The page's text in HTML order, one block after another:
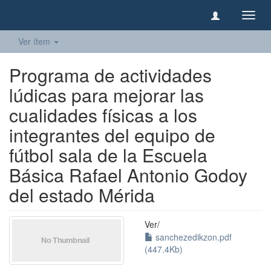
Ver ítem
Programa de actividades
lúdicas para mejorar las
cualidades físicas a los
integrantes del equipo de
fútbol sala de la Escuela
Básica Rafael Antonio Godoy
del estado Mérida
Ver/
sanchezedikzon.pdf
(447.4Kb)